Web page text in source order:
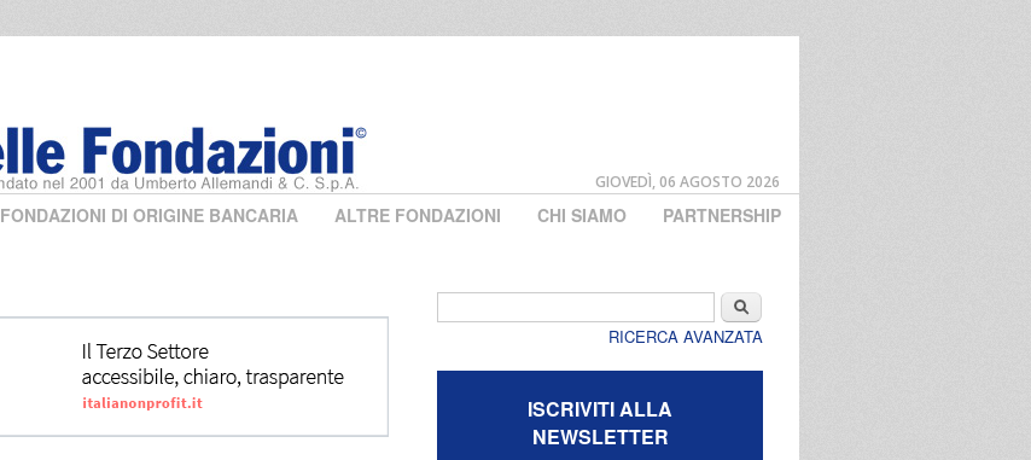
GIOVEDÌ, 06 AGOSTO 2026
FONDAZIONI DI ORIGINE BANCARIA ALTRE FONDAZIONI CHI SIAMO PARTNERSHIP
Cerca
RICERCA AVANZATA
ISCRIVITI ALLA
NEWSLETTER